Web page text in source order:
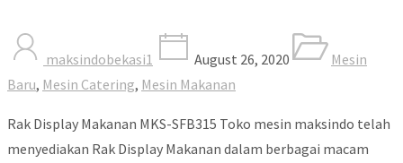
maksindobekasi1 August 26, 2020
Mesin
Baru, Mesin Catering, Mesin Makanan
Rak Display Makanan MKS-SFB315 Toko mesin maksindo telah
menyediakan Rak Display Makanan dalam berbagai macam